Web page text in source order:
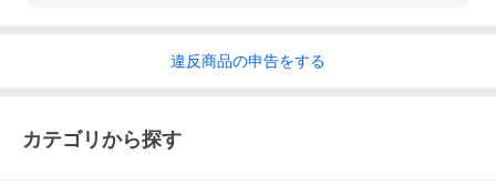
■銀行振込をお選びいただいた場合
金融機関への払込受領書・振込依頼書・振替払込請求書兼受領証
違反商品の申告をする
カテゴリから探す